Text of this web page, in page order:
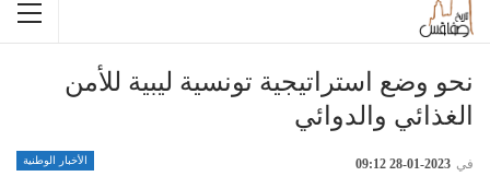
نحو وضع استراتيجية تونسية ليبية للأمن
الغذائي والدوائي
الأخبار الوطنية في 2023-01-28 09:12